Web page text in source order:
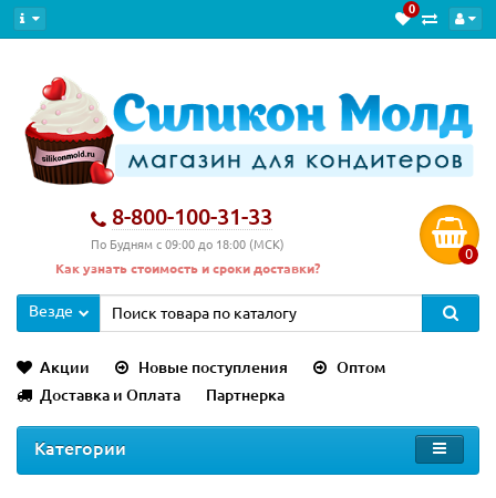
0
8-800-100-31-33
По Будням с 09:00 до 18:00 (МСК)
Как узнать стоимость и сроки доставки?
0
Везде
Акции Новые поступления
Оптом
Доставка и Оплата
Партнерка
Категории